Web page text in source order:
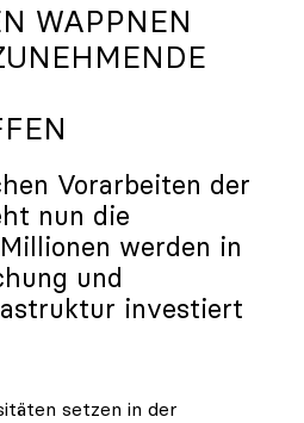
WAPPNEN
Vorarbeiten der
nun die
werden in
und
investiert
setzen in der